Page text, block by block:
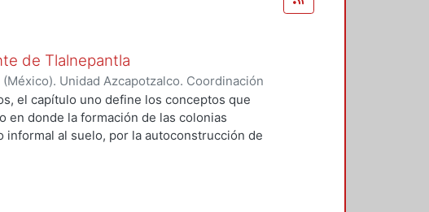
de Tlalnepantla
Unidad Azcapotzalco. Coordinación
19) Ayala Cerritos, María Teresa
el capítulo uno define los conceptos que
en donde la formación de las colonias
informal al suelo, por la autoconstrucción de